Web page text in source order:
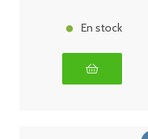
En stock